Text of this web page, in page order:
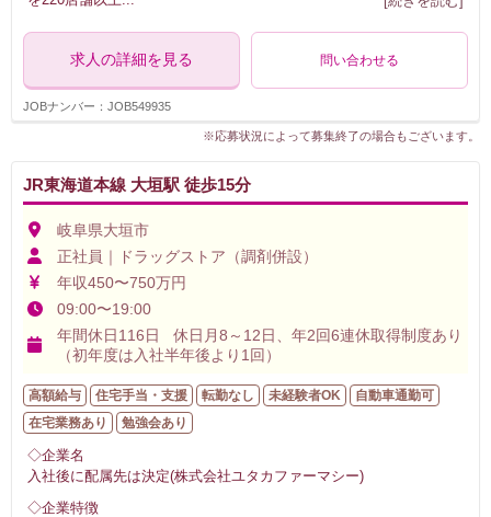
求人の詳細を見る 問い合わせる
JOBナンバー：JOB549935
※応募状況によって募集終了の場合もございます。
JR東海道本線 大垣駅 徒歩15分
岐阜県大垣市
正社員｜ドラッグストア（調剤併設）
年収450〜750万円
09:00〜19:00
年間休日116日 休日月8～12日、年2回6連休取得制度あり
（初年度は入社半年後より1回）
高額給与 住宅手当・支援 転勤なし 未経験者OK
自動車通勤可
在宅業務あり
勉強会あり
◇企業名
入社後に配属先は決定(株式会社ユタカファーマシー)
◇企業特徴